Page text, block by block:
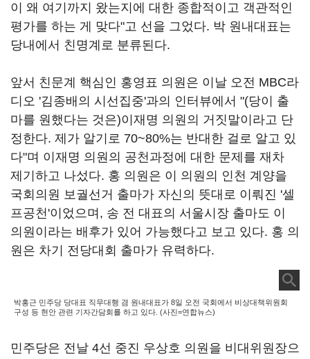
이 왜 여기까지 왔는지에 대한 종합적이고 객관적인
평가를 하는 게 맞다"고 선을 그었다. 박 원내대표는
당내에서 친명계로 분류된다.
앞서 친문계 핵심인 홍영표 의원은 이날 오전 MBC라
디오 '김종배의 시선집중'과의 인터뷰에서 "(당이 출
마를 원했다는 것은)이재명 의원의 거짓말이라고 단
정한다. 제가 알기로 70~80%는 반대한 걸로 알고 있
다"며 이재명 의원의 공천과정에 대한 문제를 재차
제기하고 나섰다. 홍 의원은 이 의원의 인천 계양을
국회의원 보궐선거 출마가 자신의 뜻대로 이뤄진 '셀
프공천'이었으며, 송 전 대표의 서울시장 출마도 이
의원이라는 배후가 있어 가능했다고 보고 있다. 홍 의
원은 차기 전당대회 출마가 유력하다.
박홍근 민주당 당대표 직무대행 겸 원내대표가 8일 오전 국회에서 비상대책위원회
구성 등 현안 관련 기자간담회를 하고 있다. (사진=연합뉴스)
민주당은 전날 4선 중진 우상호 의원을 비대위원장으